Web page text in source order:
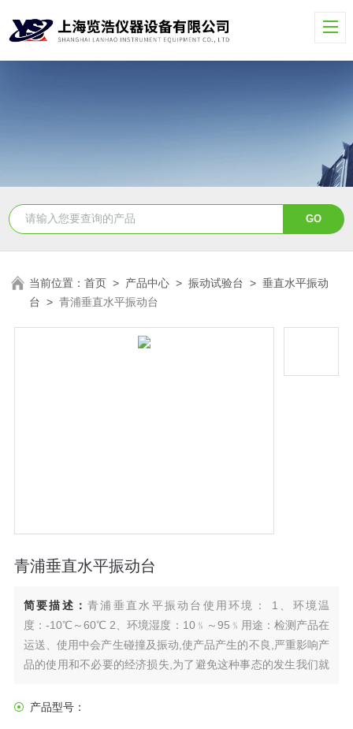
当前位置：首页 > 产品中心 >振动试验台 >垂直水平振动
台 >青浦垂直水平振动台
青浦垂直水平振动台
简要描述：青浦垂直水平振动台使用环境： 1、环境温
度：-10℃～60℃ 2、环境湿度：10﹪～95﹪用途：检测产品在
运送、使用中会产生碰撞及振动,使产品产生的不良,严重影响产
品的使用和不必要的经济损失,为了避免这种事态的发生我们就
产品型号：